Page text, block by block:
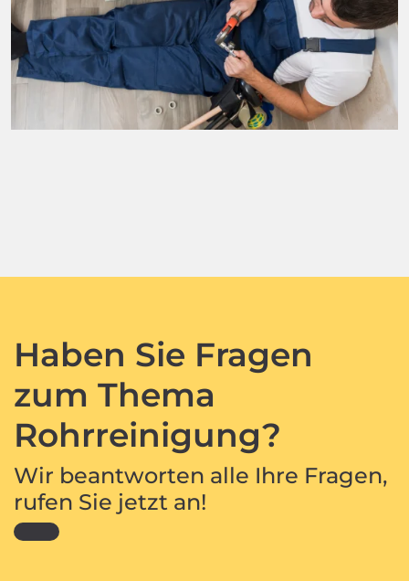
Haben Sie Fragen
zum Thema
Rohrreinigung?
Wir beantworten alle Ihre Fragen,
rufen Sie jetzt an!